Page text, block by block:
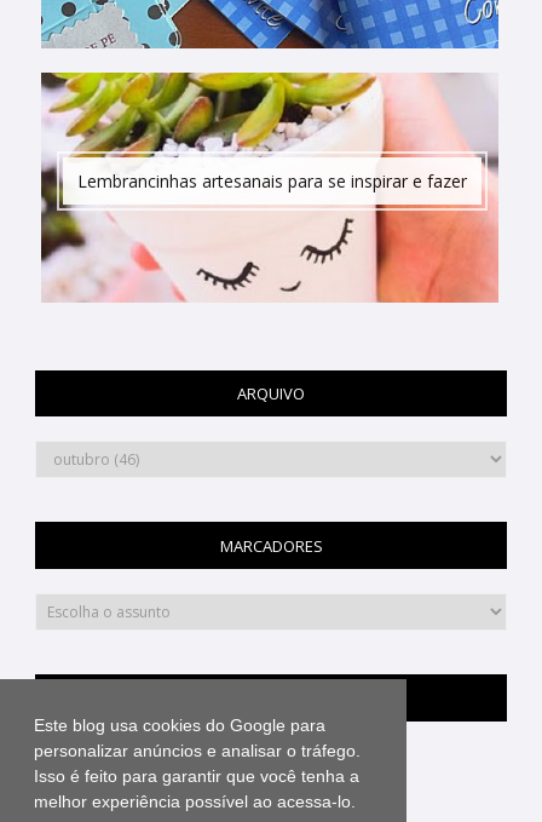
Este blog usa cookies do Google para
personalizar anúncios e analisar o tráfego.
Isso é feito para garantir que você tenha a
melhor experiência possível ao acessa-lo.
Lembrancinhas artesanais para se inspirar e fazer
ARQUIVO
MARCADORES